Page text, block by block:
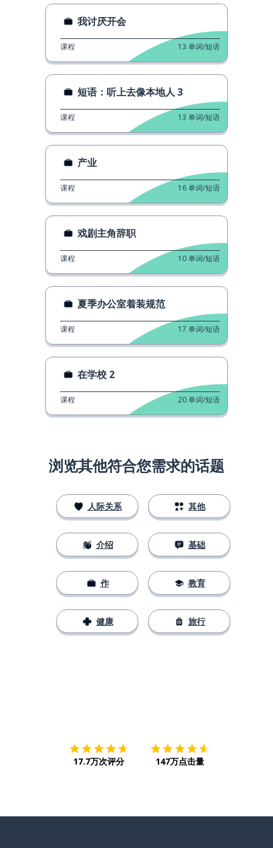
我讨厌开会
课程 13 单词/短语
短语：听上去像本地人 3
课程 13 单词/短语
产业
课程 16单词/短语
戏剧主角辞职
课程 10单词/短语
夏季办公室着装规范
课程 17 单词/短语
在学校 2
课程 20单词/短语
浏览其他符合您需求的话题
人际关系
介绍
作
健康
其他
基础
教育
旅行
17.7万次评分 147万点击量